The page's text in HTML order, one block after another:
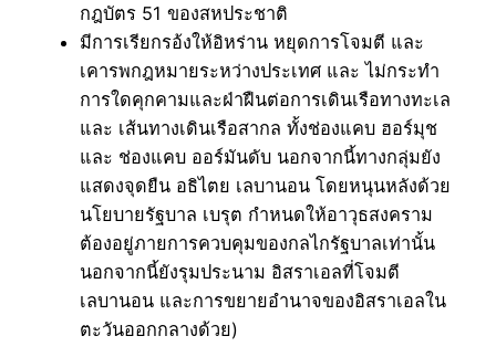
กฎบัตร 51 ของสหประชาติ
มีการเรียกรอ้งให้อิหร่าน หยุดการโจมตี และ
เคารพกฎหมายระหว่างประเทศ และ ไม่กระทำ
การใดคุกคามและฝ่าฝืนต่อการเดินเรือทางทะเล
และ เส้นทางเดินเรือสากล ทั้งช่องแคบ ฮอร์มุช
และ ช่องแคบ ออร์มันดับ นอกจากนี้ทางกลุ่มยัง
แสดงจุดยืน อธิไตย เลบานอน โดยหนุนหลังด้วย
นโยบายรัฐบาล เบรุต กำหนดให้อาวุธสงคราม
ต้องอยู่ภายการควบคุมของกลไกรัฐบาลเท่านั้น
นอกจากนี้ยังรุมประนาม อิสราเอลที่โจมตี
เลบานอน และการขยายอำนาจของอิสราเอลใน
ตะวันออกกลางด้วย)